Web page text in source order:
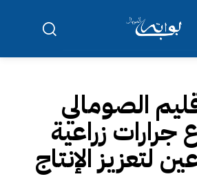
الصومالي
جرارات زراعية
لتعزيز الإنتاج